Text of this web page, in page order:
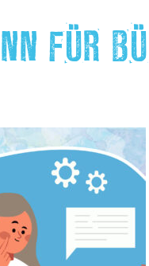
FÜR